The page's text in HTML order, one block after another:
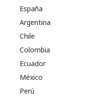
España
Argentina
Chile
Colombia
Ecuador
México
Perú